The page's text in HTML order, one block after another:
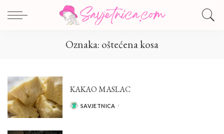
Oznaka: oštećena kosa
KAKAO MASLAC
POSTED
SAVJETNICA